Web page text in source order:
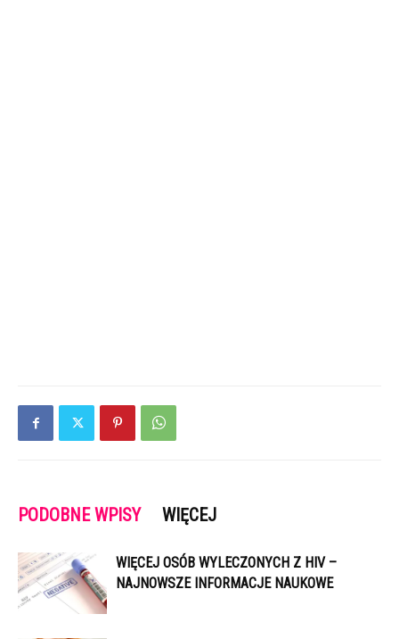
PODOBNE WPISY WIĘCEJ
WIĘCEJ OSÓB WYLECZONYCH Z HIV –
NAJNOWSZE INFORMACJE NAUKOWE